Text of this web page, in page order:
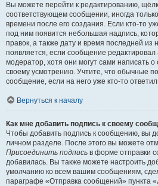
Вы можете перейти к редактированию,
соответствующем сообщении, иногда
времени после его создания. Если кто-то
под ним появится небольшая надпись,
правок, а также дату и время последней из
появляется, если сообщение
модератор, хотя они могут сами написать
своему усмотрению. Учтите, что обычные
сообщение, если на него уже кто-то
Вернуться к началу
Как мне добавить подпись к своему
Чтобы добавить подпись к сообщению, вы
личном разделе. После этого вы можете
Присоединить подпись в форме отправки
добавилась. Вы также можете настроить
умолчанию ко всем вашим сообщениям,
параграфе «Отправка сообщений» пункта